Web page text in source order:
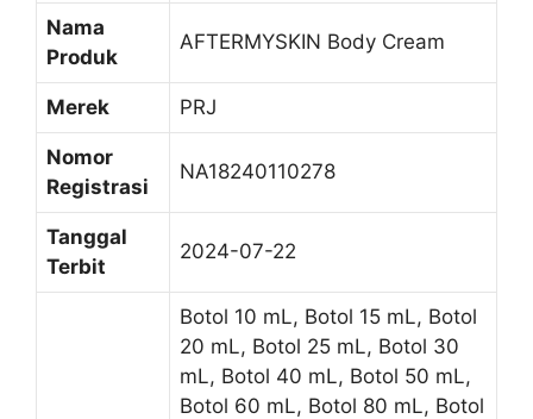
Nama
Produk
AFTERMYSKIN Body Cream
Merek PRJ
Nomor
Registrasi
NA18240110278
Tanggal
Terbit
2024-07-22
Botol 10 mL, Botol 15 mL, Botol
20 mL, Botol 25 mL, Botol 30
mL, Botol 40 mL, Botol 50 mL,
Botol 60 mL, Botol 80 mL, Botol